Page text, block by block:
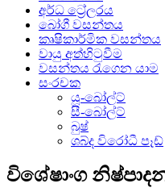
අර්ධ ට්‍රේලරය
බෝගී වසන්තය
කෘෂිකාර්මික වසන්තය
වායු අත්හිටුවීම
වසන්තය රැගෙන යාම
සංරචක
යූ-බෝල්ට්
සී-බෝල්ට්
බුෂ්
ශබ්ද විරෝධී පෑඩ්
විශේෂාංග